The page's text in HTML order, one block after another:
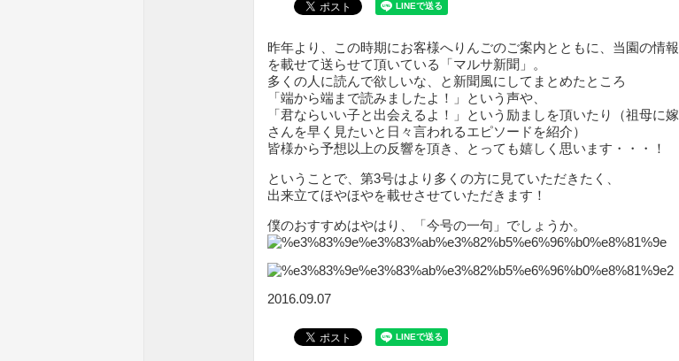
昨年より、この時期にお客様へりんごのご案内とともに、当園の情報
を載せて送らせて頂いている「マルサ新聞」。
多くの人に読んで欲しいな、と新聞風にしてまとめたところ
「端から端まで読みましたよ！」という声や、
「君ならいい子と出会えるよ！」という励ましを頂いたり（祖母に嫁
さんを早く見たいと日々言われるエピソードを紹介）
皆様から予想以上の反響を頂き、とっても嬉しく思います・・・！
ということで、第3号はより多くの方に見ていただきたく、
出来立てほやほやを載せさせていただきます！
僕のおすすめはやはり、「今号の一句」でしょうか。
2016.09.07